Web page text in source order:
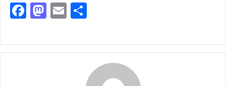
F
c
e
M
st
o
E
ai
l
ar
e